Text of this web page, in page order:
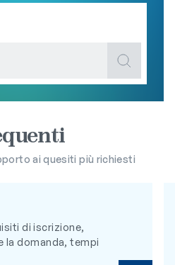
ai quesiti più richiesti
di iscrizione,
la domanda, tempi